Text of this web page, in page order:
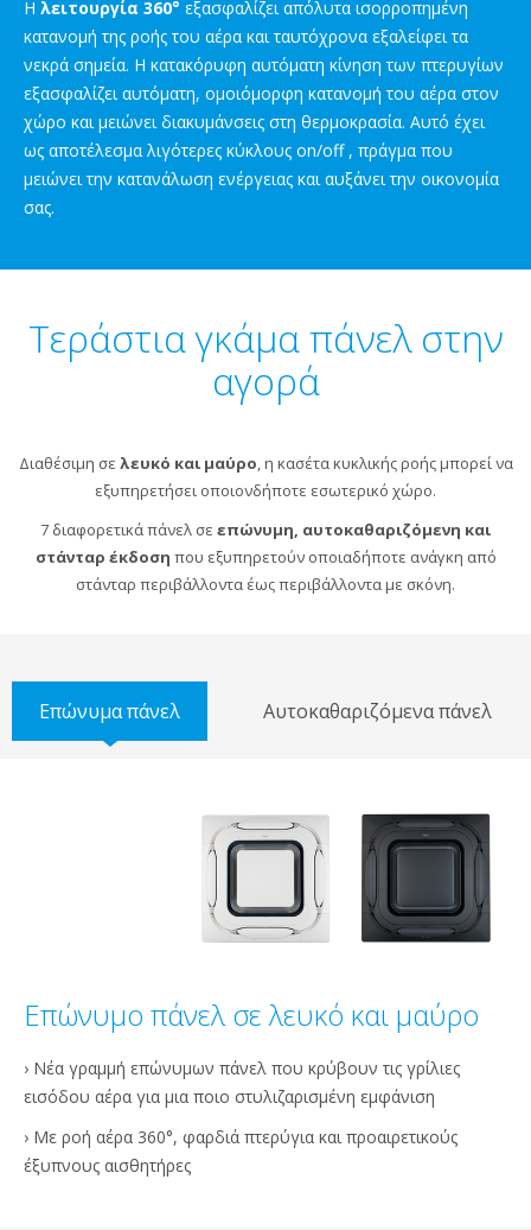
Η λειτουργία 360° εξασφαλίζει απόλυτα ισορροπημένη
κατανομή της ροής του αέρα και ταυτόχρονα εξαλείφει τα
νεκρά σημεία. Η κατακόρυφη αυτόματη κίνηση των πτερυγίων
εξασφαλίζει αυτόματη, ομοιόμορφη κατανομή του αέρα στον
χώρο και μειώνει διακυμάνσεις στη θερμοκρασία. Αυτό έχει
ως αποτέλεσμα λιγότερες κύκλους on/off , πράγμα που
μειώνει την κατανάλωση ενέργειας και αυξάνει την οικονομία
σας.
Τεράστια γκάμα πάνελ στην
αγορά
Διαθέσιμη σε λευκό και μαύρο, η κασέτα κυκλικής ροής μπορεί να
εξυπηρετήσει οποιονδήποτε εσωτερικό χώρο.
7 διαφορετικά πάνελ σε επώνυμη, αυτοκαθαριζόμενη και
στάνταρ έκδοση που εξυπηρετούν οποιαδήποτε ανάγκη από
στάνταρ περιβάλλοντα έως περιβάλλοντα με σκόνη.
Επώνυμα πάνελ Αυτοκαθαριζόμενα πάνελ
Επώνυμο πάνελ σε λευκό και μαύρο
› Νέα γραμμή επώνυμων πάνελ που κρύβουν τις γρίλιες
εισόδου αέρα για μια ποιο στυλιζαρισμένη εμφάνιση
› Με ροή αέρα 360°, φαρδιά πτερύγια και προαιρετικούς
έξυπνους αισθητήρες